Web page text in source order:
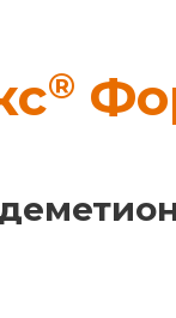
®